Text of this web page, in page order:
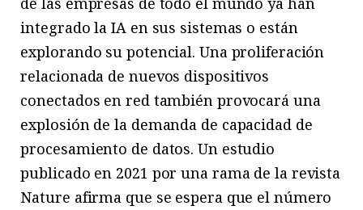
integrado la IA en sus sistemas o están
explorando su potencial. Una proliferación
relacionada de nuevos dispositivos
conectados en red también provocará una
explosión de la demanda de capacidad de
procesamiento de datos. Un estudio
publicado en 2021 por una rama de la revista
Nature afirma que se espera que el número